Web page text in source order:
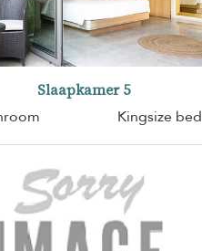
Slaapkamer 5
Kingsize bed